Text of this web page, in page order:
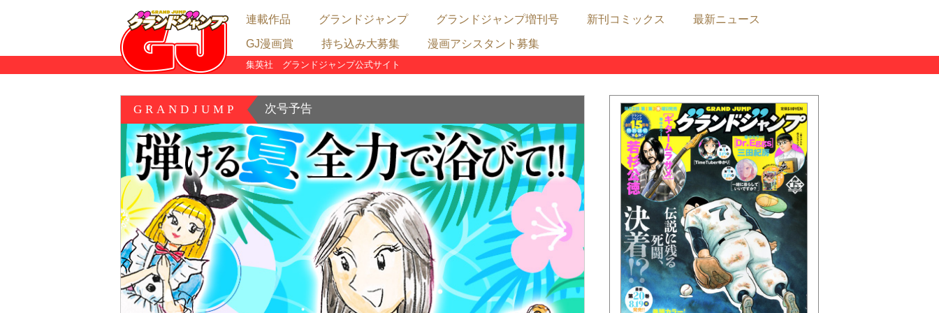
連載作品
グランドジャンプ連載陣
グランドジャンプむちゃ連載
陣
グランドジャンプめちゃ連載
陣
めちゃコミック独占配信連載
グランドジャンプ
グランドジャンプ最新号の内容
グランドジャンプ次号予告
グランドジャンプ増刊号
グランドジャンプめちゃ最新号の内容
グランドジャンプめちゃ次号予告
グランドジャンプむちゃ最新号の内容
グランドジャンプむちゃ次号予告
新刊コミックス 最新ニュース
GJ漫画賞
漫画賞TOP
グランドジャンプ漫画賞
GJ漫画賞 結果発表
リアタイ漫画賞・X
グランドプロジェクト
持ち込み大募集 漫画アシスタント募集
集英社 グランドジャンプ公式サイト
GRANDJUMP 次号予告